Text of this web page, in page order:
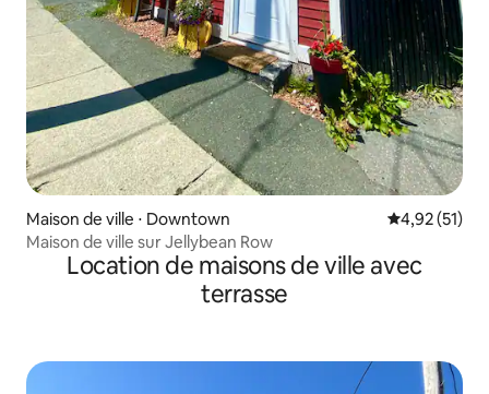
Maison de ville ⋅ Downtown Évaluation
4,92 (51)
Maison de ville sur Jellybean Row
Location de maisons de ville avec
terrasse